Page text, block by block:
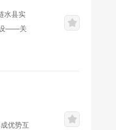
水县实
设——关
优势互